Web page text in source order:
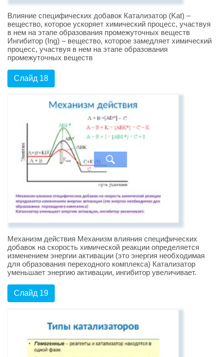
Влияние специфических добавок Катализатор (Kat) –
вещество, которое ускоряет химический процесс, участвуя
в нем на этапе образования промежуточных веществ
Ингибитор (Ing) – вещество, которое замедляет химический
процесс, участвуя в нем на этапе образования
промежуточных веществ
Слайд 18
Механизм действия Механизм влияния специфических
добавок на скорость химической реакции определяется
изменением энергии активации (это энергия необходимая
для образования переходного комплекса) Катализатор
уменьшает энергию активации, ингибитор увеличивает.
Слайд 19